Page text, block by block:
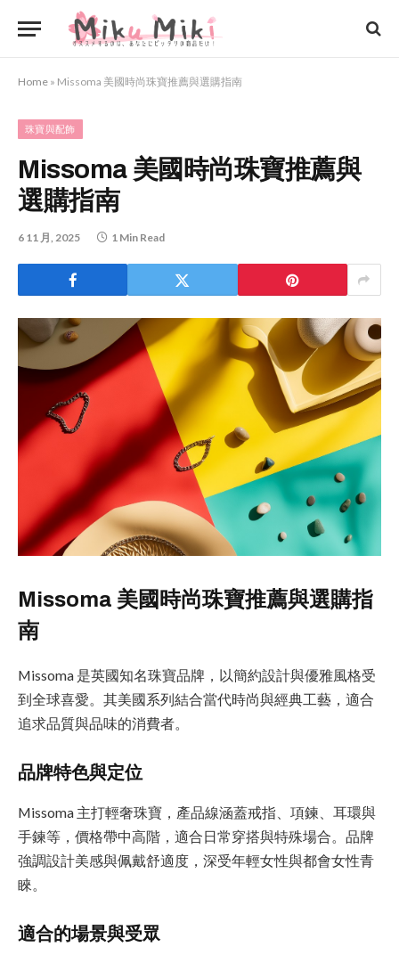
Home » Missoma 美國時尚珠寶推薦與選購指南
珠寶與配飾
Missoma 美國時尚珠寶推薦與
選購指南
6 11 月, 2025 1 Min Read
Missoma 美國時尚珠寶推薦與選購指
南
Missoma 是英國知名珠寶品牌，以簡約設計與優雅風格受
到全球喜愛。其美國系列結合當代時尚與經典工藝，適合
追求品質與品味的消費者。
品牌特色與定位
Missoma 主打輕奢珠寶，產品線涵蓋戒指、項鍊、耳環與
手鍊等，價格帶中高階，適合日常穿搭與特殊場合。品牌
強調設計美感與佩戴舒適度，深受年輕女性與都會女性青
睞。
適合的場景與受眾